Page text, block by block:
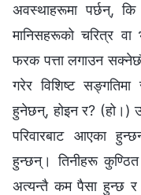
अवस्थाहरूमा पर्छन्, कि
मानिसहरूको चरित्र
फरक पत्ता लगाउन
गरेर विशिष्ट
हुनेछन्, होइन र? (हो।)
परिवारबाट आएका
हुन्छन्। तिनीहरू
अत्यन्तै कम पैसा हुन्छ र